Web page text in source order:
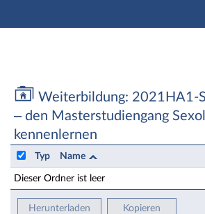
Hauptnavigation
Weiterbildung: 2021HA1-
Weiterbildung: 2021HA1-
– den Masterstudiengang
kennenlernen
Typ Name
Dieser Ordner ist leer
Herunterladen Kopieren